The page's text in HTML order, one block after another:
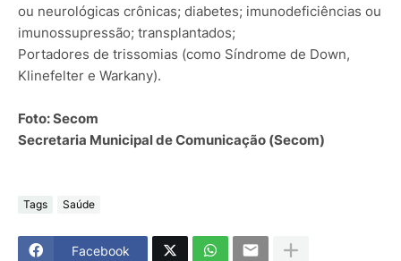
ou neurológicas crônicas; diabetes; imunodeficiências ou
imunossupressão; transplantados;
Portadores de trissomias (como Síndrome de Down,
Klinefelter e Warkany).
Foto: Secom
Secretaria Municipal de Comunicação (Secom)
Tags Saúde
Facebook